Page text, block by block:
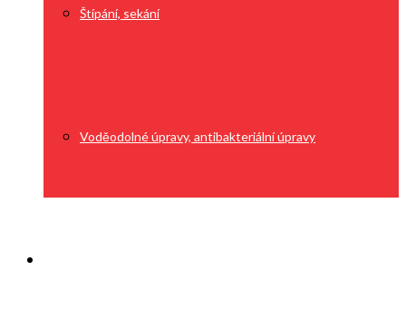
Štípání, sekání
Voděodolné úpravy, antibakteriální úpravy